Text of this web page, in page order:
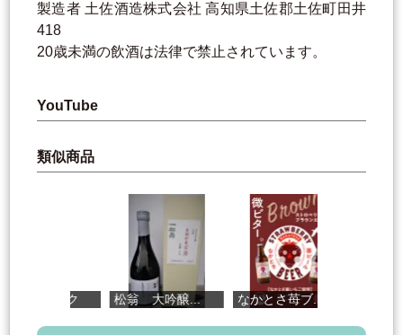
製造者 土佐酒造株式会社 高知県土佐郡土佐町田井
418
20歳未満の飲酒は法律で禁止されています。
YouTube
類似商品
松翁 大吟醸... なかとさ苺ブ... 山田太鼓純米酒